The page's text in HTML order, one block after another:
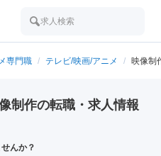
求人検索
専門職 / テレビ/映画/アニメ / 映像制
制作の転職・求人情報
んか？